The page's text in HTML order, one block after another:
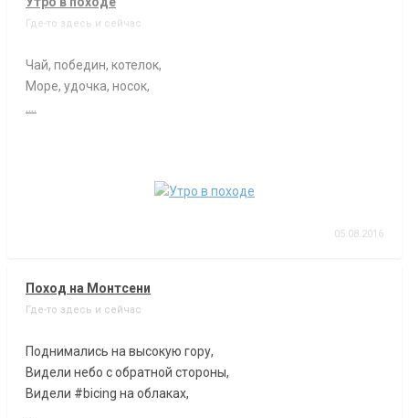
Где-то здесь и сейчас
Чай, победин, котелок,
Море, удочка, носок,
05.08.2016
Поход на Монтсени
Где-то здесь и сейчас
Поднимались на высокую гору,
Видели небо с обратной стороны,
Видели #bicing на облаках,